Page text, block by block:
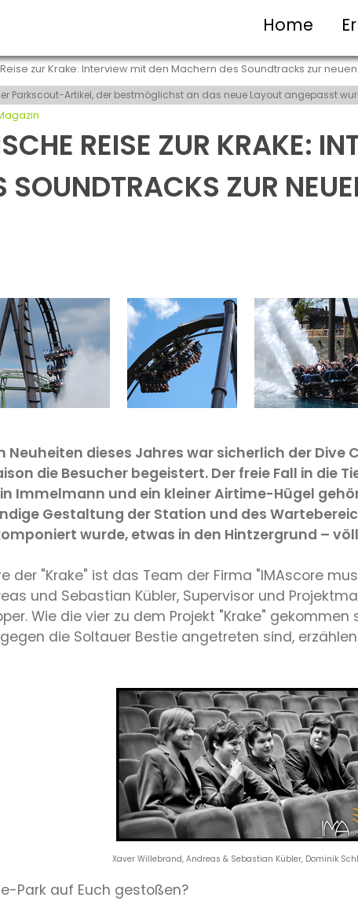
Home
Reise zur Krake: Interview mit den Machern des Soundtracks zur
Parkscout-Artikel, der bestmöglichst an das neue Layout angepasst
REISE ZUR KRAKE:
SOUNDTRACKS ZUR
Neuheiten dieses Jahres war sicherlich der
die Besucher begeistert. Der freie Fall in die
Immelmann und ein kleiner Airtime-Hügel
Gestaltung der Station und des
wurde, etwas in den Hintzergrund –
der "Krake" ist das Team der Firma "IMAscore
und Sebastian Kübler, Supervisor und
Wie die vier zu dem Projekt "Krake"
die Soltauer Bestie angetreten sind,
Xaver Willebrand, Andreas & Sebastian Kübler, Dominik
Park auf Euch gestoßen?